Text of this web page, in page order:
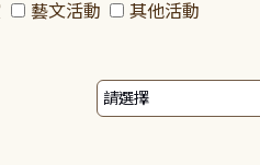
藝文活動 其他活動